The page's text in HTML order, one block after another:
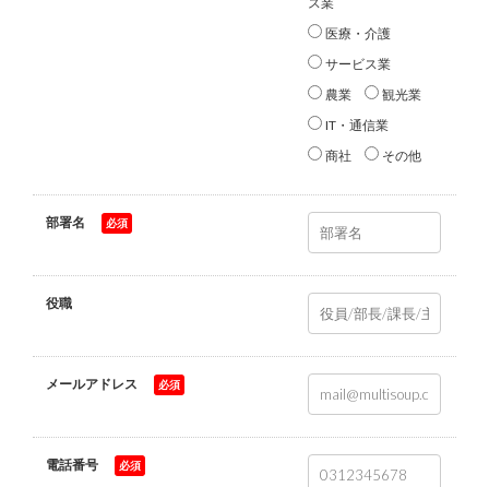
医療・介護
サービス業
農業
観光業
IT・通信業
商社
その他
部署名
役職
メールアドレス
電話番号